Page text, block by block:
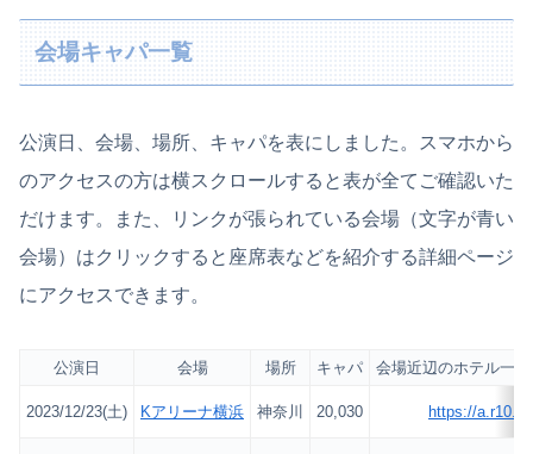
会場キャパ一覧
公演日、会場、場所、キャパを表にしました。スマホから
のアクセスの方は横スクロールすると表が全てご確認いた
だけます。また、リンクが張られている会場（文字が青い
会場）はクリックすると座席表などを紹介する詳細ページ
にアクセスできます。
公演日 会場 場所 キャパ 会場近辺のホテル一
2023/12/23(土) Kアリーナ横浜 神奈川 20,030 https://